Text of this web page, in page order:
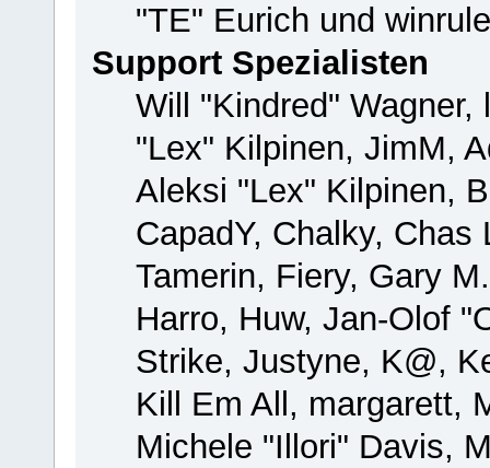
"TE" Eurich und
Support Spezialisten
Will "Kindred"
"Lex" Kilpinen, JimM,
Aleksi "Lex" Kilpinen,
CapadY, Chalky,
Tamerin, Fiery, Gary
Harro, Huw, Jan-Olof
Strike, Justyne, K@,
Kill Em All, margarett,
Michele "Illori" Davis,